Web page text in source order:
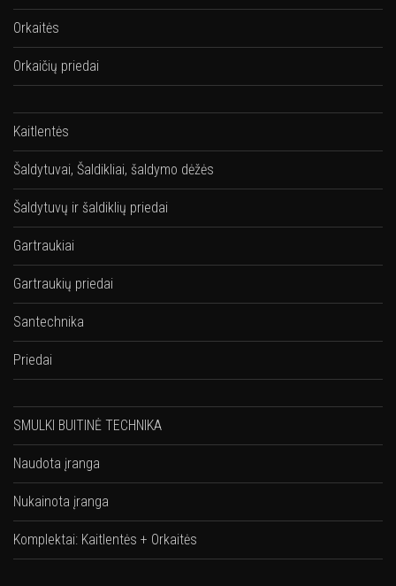
Orkaitės
Orkaičių priedai
Kaitlentės
Šaldytuvai, Šaldikliai, šaldymo dėžės
Šaldytuvų ir šaldiklių priedai
Gartraukiai
Gartraukių priedai
Santechnika
Priedai
SMULKI BUITINĖ TECHNIKA
Naudota įranga
Nukainota įranga
Komplektai: Kaitlentės + Orkaitės